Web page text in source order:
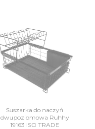
Suszarka do naczyń
dwupoziomowa Ruhhy
19163 ISO TRADE